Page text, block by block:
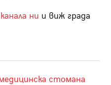
ни и виж града
стомана